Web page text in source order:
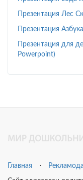
Презентация Лес
Презентация
Презентация для
Powerpoint)
Главная ⋅